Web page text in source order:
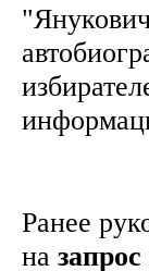
Ранее
на запрос